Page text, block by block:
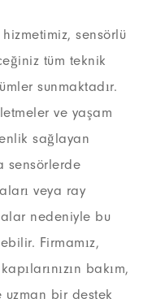
hizmetimiz, sensörlü
tüm teknik
sunmaktadır.
ve yaşam
sağlayan
sensörlerde
veya ray
nedeniyle bu
Firmamız,
bakım,
bir destek